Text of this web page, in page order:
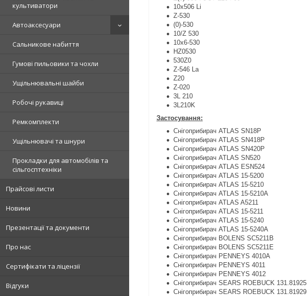
культиватори
Автоаксесуари
Сальникове набиття
Гумові пильовики та чохли
Ущільнювальні шайби
Робочі рукавиці
Ремкомплекти
Ущільнювачі та шнури
Прокладки для автомобілів та
сільгосптехніки
Прайсові листи
Новини
Презентації та документи
Про нас
Сертифікати та ліцензії
Відгуки
10x506 Li
Z-530
(0)-530
10/Z 530
10х6-530
НZ0530
530Z0
Z-546 La
Z20
Z-020
3L 210
3L210K
Застосування:
Снігоприбирач ATLAS SN18P
Снігоприбирач ATLAS SN418P
Снігоприбирач ATLAS SN420P
Снігоприбирач ATLAS SN520
Снігоприбирач ATLAS ESN524
Снігоприбирач ATLAS 15-5200
Снігоприбирач ATLAS 15-5210
Снігоприбирач ATLAS 15-5210A
Снігоприбирач ATLAS A5211
Снігоприбирач ATLAS 15-5211
Снігоприбирач ATLAS 15-5240
Снігоприбирач ATLAS 15-5240A
Снігоприбирач BOLENS SC5211B
Снігоприбирач BOLENS SC5211E
Снігоприбирач PENNEYS 4010A
Снігоприбирач PENNEYS 4011
Снігоприбирач PENNEYS 4012
Снігоприбирач SEARS ROEBUCK 131.81925
Снігоприбирач SEARS ROEBUCK 131.81929